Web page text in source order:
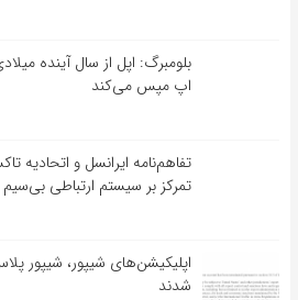
بلومبرگ: اپل از سال آینده
اپ مپس می‌کند
تفاهم‌نامه‌ ایرانسل و اتحادیه
تمرکز بر سیستم ارتباطی
اپلیکیشن‌های شیپور، شیپور
شدند